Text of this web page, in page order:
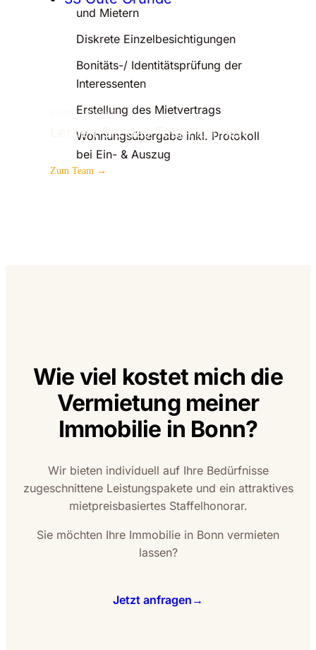
BONN · HENNEF
Lernen Sie das Team kennen
Zum Team →
und Mietern
Diskrete Einzelbesichtigungen
Bonitäts-/ Identitätsprüfung der
Interessenten
Erstellung des Mietvertrags
Wohnungsübergabe inkl. Protokoll
bei Ein- & Auszug
Wie viel kostet mich die
Vermietung meiner
Immobilie in Bonn?
Wir bieten individuell auf Ihre Bedürfnisse
zugeschnittene Leistungspakete und ein attraktives
mietpreisbasiertes Staffelhonorar.
Sie möchten Ihre Immobilie in Bonn vermieten
lassen?
Jetzt anfragen →